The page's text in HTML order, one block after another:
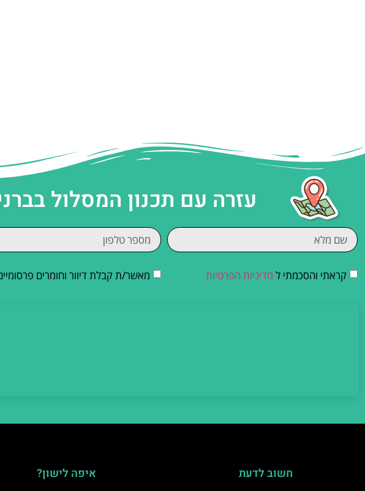
עזרה עם תכנון המסלול
קראתי והסכמתי ל מדיניות הפרטיות מאשר/ת קבלת דיוור וחומרים
חשוב לדעת
איפה לישון?